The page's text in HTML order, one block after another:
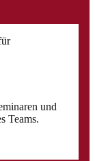
und
Teams.